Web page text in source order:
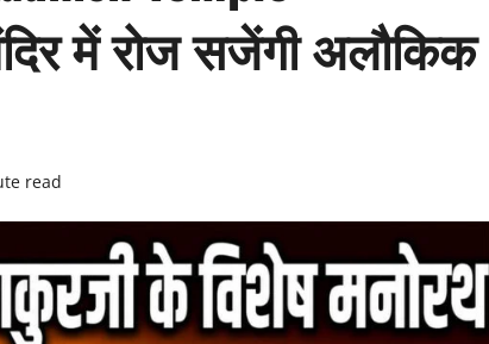
में रोज सजेंगी अलौकिक
read